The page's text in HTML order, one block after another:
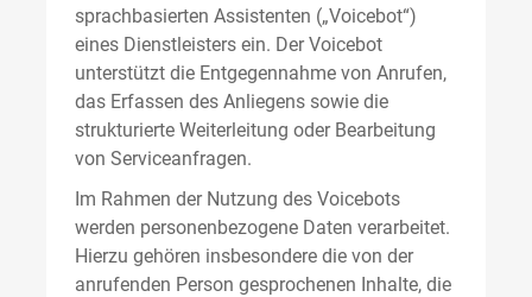
sprachbasierten Assistenten („Voicebot“)
eines Dienstleisters ein. Der Voicebot
unterstützt die Entgegennahme von Anrufen,
das Erfassen des Anliegens sowie die
strukturierte Weiterleitung oder Bearbeitung
von Serviceanfragen.
Im Rahmen der Nutzung des Voicebots
werden personenbezogene Daten verarbeitet.
Hierzu gehören insbesondere die von der
anrufenden Person gesprochenen Inhalte, die